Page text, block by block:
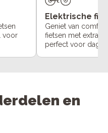
voor
Elektrische
Geniet van
fietsen met extra
perfect voor
en